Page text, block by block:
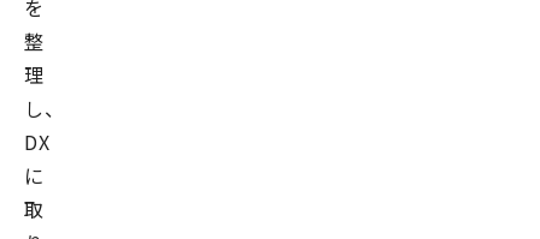
を
整
理
し、
DX
に
取